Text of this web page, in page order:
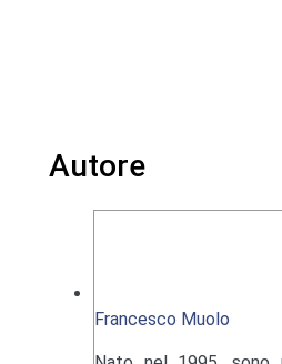
Autore
Francesco Muolo